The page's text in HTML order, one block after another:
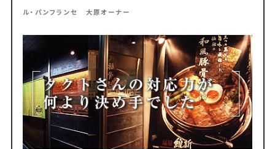
ル・パンフランセ 大原オーナー